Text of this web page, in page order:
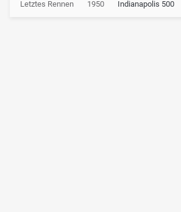
Letztes Rennen 1950 Indianapolis 500